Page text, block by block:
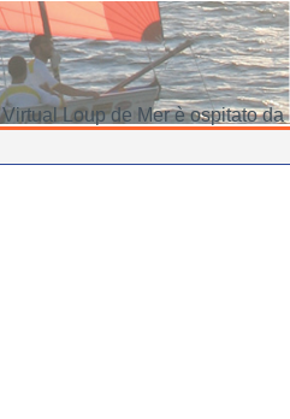
Virtual Loup de Mer è ospitato da